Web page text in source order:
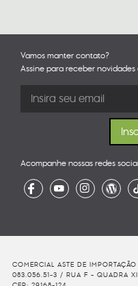
Vamos manter contato?
Assine para receber
Acompanhe nossas redes
COMERCIAL ASTE DE
083.056.51-3 / RUA F - QUADRA